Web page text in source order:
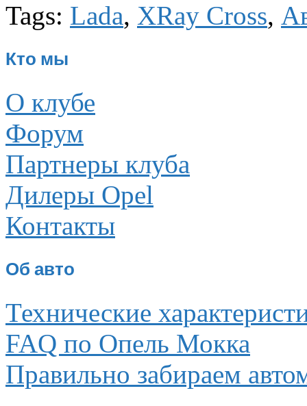
Tags: Lada, XRay Cross,
Кто мы
О клубе
Форум
Партнеры клуба
Дилеры Opel
Контакты
Об авто
Технические
FAQ по Опель Мокка
Правильно забираем